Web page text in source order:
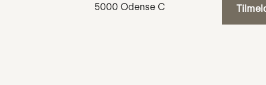
5000 Odense C